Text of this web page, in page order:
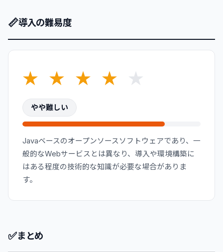
📏導入の難易度
★ ★ ★ ★ ★
やや難しい
Javaベースのオープンソースソフトウェアであり、一
般的なWebサービスとは異なり、導入や環境構築に
はある程度の技術的な知識が必要な場合がありま
す。
✅まとめ